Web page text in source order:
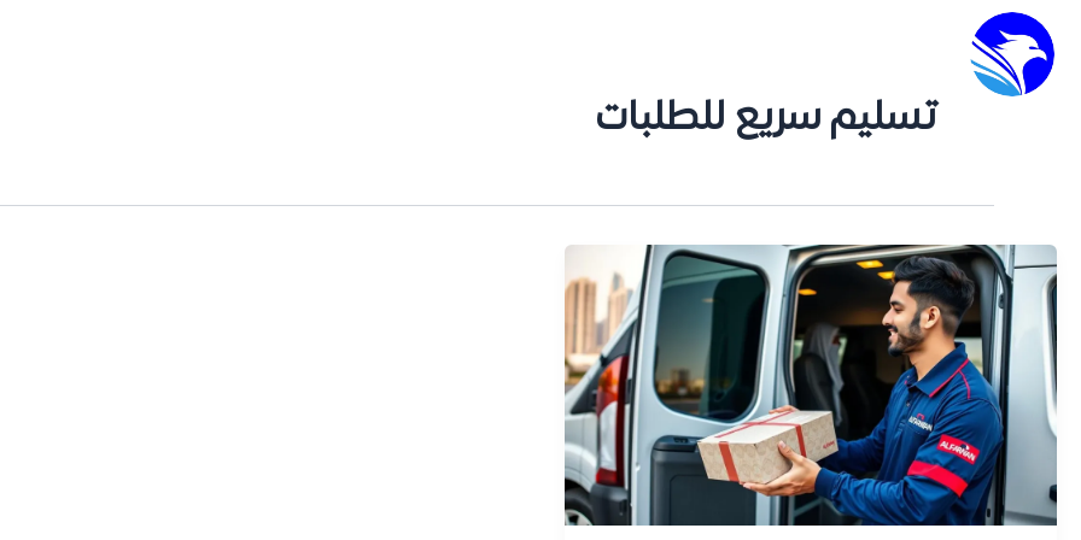
تسليم سريع للطلبات